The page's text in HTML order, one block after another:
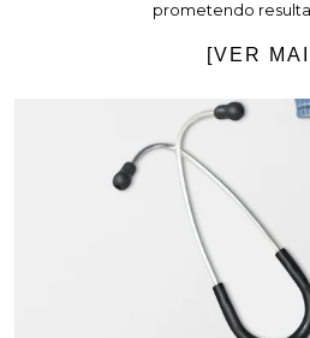
prometendo
[VER